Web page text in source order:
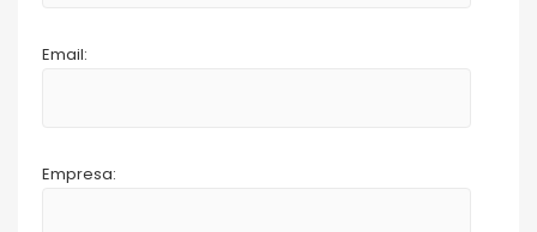
Email:
Empresa: